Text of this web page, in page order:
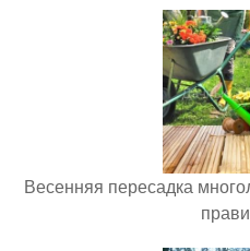
Весенняя пересадка